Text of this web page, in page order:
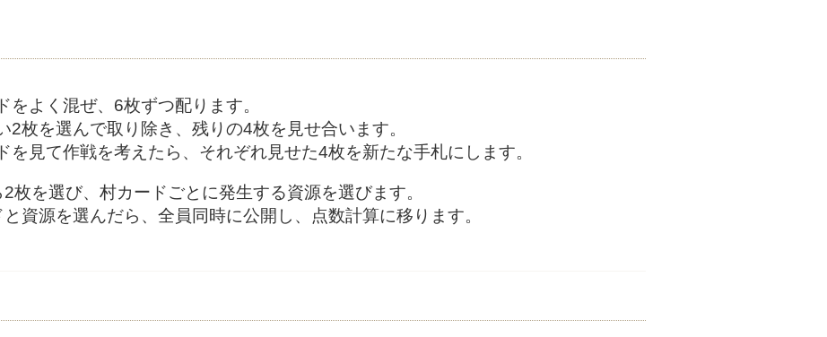
をよく混ぜ、6枚ずつ配ります。
2枚を選んで取り除き、残りの4枚を見せ合います。
を見て作戦を考えたら、それぞれ見せた4枚を新たな手札にします。
枚を選び、村カードごとに発生する資源を選びます。
資源を選んだら、全員同時に公開し、点数計算に移ります。